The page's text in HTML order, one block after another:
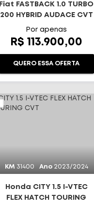
Fiat FASTBACK 1.0 TURBO
200 HYBRID AUDACE CVT
Por apenas
R$ 113.900,00
QUERO ESSA OFERTA
KM 31400 Ano 2023/2024
Honda CITY 1.5 I-VTEC
FLEX HATCH TOURING